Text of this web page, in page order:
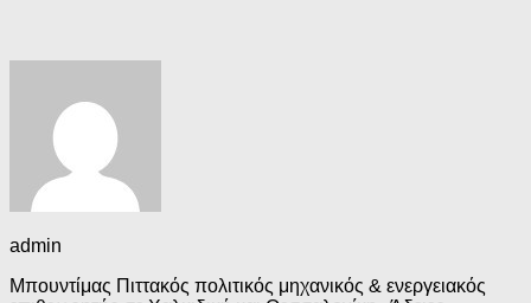
admin
Μπουντίμας Πιττακός πολιτικός μηχανικός & ενεργειακός